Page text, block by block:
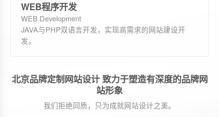
WEB程序开发
WEB Development
JAVA与PHP双语言开发，实现高需求的网站建设开
发。
北京品牌定制网站设计 致力于塑造有深度的品牌网
站形象
我们拒绝同质，只为成就网站设计之美。